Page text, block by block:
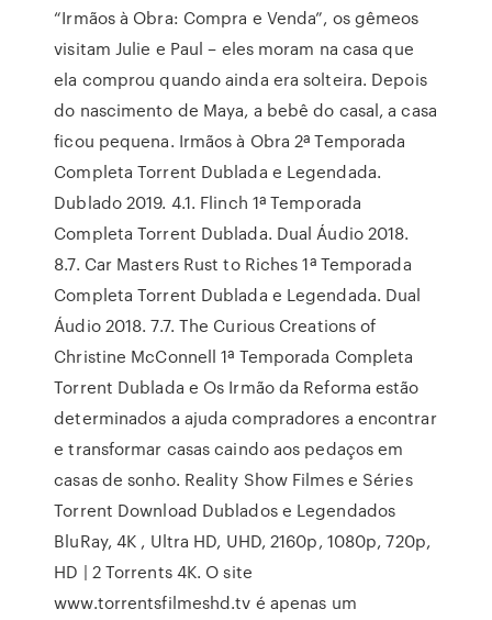
“Irmãos à Obra: Compra e Venda”, os gêmeos
visitam Julie e Paul – eles moram na casa que
ela comprou quando ainda era solteira. Depois
do nascimento de Maya, a bebê do casal, a casa
ficou pequena. Irmãos à Obra 2ª Temporada
Completa Torrent Dublada e Legendada.
Dublado 2019. 4.1. Flinch 1ª Temporada
Completa Torrent Dublada. Dual Áudio 2018.
8.7. Car Masters Rust to Riches 1ª Temporada
Completa Torrent Dublada e Legendada. Dual
Áudio 2018. 7.7. The Curious Creations of
Christine McConnell 1ª Temporada Completa
Torrent Dublada e Os Irmão da Reforma estão
determinados a ajuda compradores a encontrar
e transformar casas caindo aos pedaços em
casas de sonho. Reality Show Filmes e Séries
Torrent Download Dublados e Legendados
BluRay, 4K , Ultra HD, UHD, 2160p, 1080p, 720p,
HD | 2 Torrents 4K. O site
www.torrentsfilmeshd.tv é apenas um